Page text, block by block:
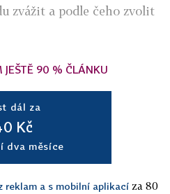
zvážit a podle čeho zvolit
JEŠTĚ 90 % ČLÁNKU
dál za
Kč
dva měsíce
reklam a s mobilní aplikací za 80